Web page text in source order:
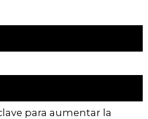
para aumentar la